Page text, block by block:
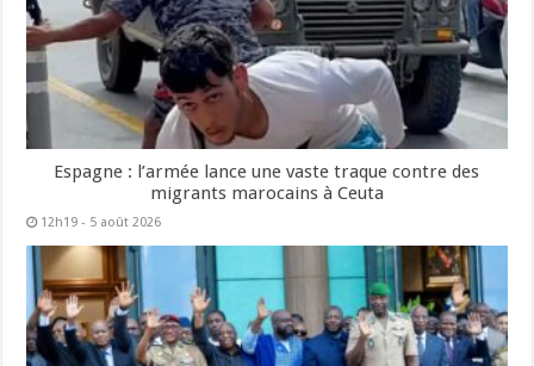
Espagne : l’armée lance une vaste traque contre des
migrants marocains à Ceuta
12h19 - 5 août 2026